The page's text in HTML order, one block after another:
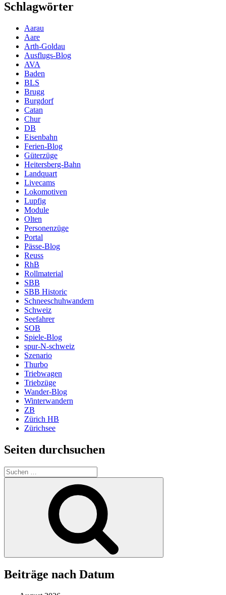
Schlagwörter
Aarau
Aare
Arth-Goldau
Ausflugs-Blog
AVA
Baden
BLS
Brugg
Burgdorf
Catan
Chur
DB
Eisenbahn
Ferien-Blog
Güterzüge
Heitersberg-Bahn
Landquart
Livecams
Lokomotiven
Lupfig
Module
Olten
Personenzüge
Portal
Pässe-Blog
Reuss
RhB
Rollmaterial
SBB
SBB Historic
Schneeschuhwandern
Schweiz
Seefahrer
SOB
Spiele-Blog
spur-N-schweiz
Szenario
Thurbo
Triebwagen
Triebzüge
Wander-Blog
Winterwandern
ZB
Zürich HB
Zürichsee
Seiten durchsuchen
Suchen
nach:
Beiträge nach Datum